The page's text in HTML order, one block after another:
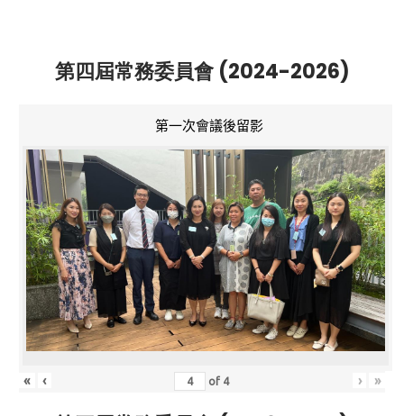
第四屆常務委員會 (2024-2026)
第一次會議後留影
« ‹ of 4 › »